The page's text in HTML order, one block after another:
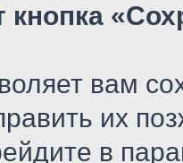
кнопка
вам
их
в